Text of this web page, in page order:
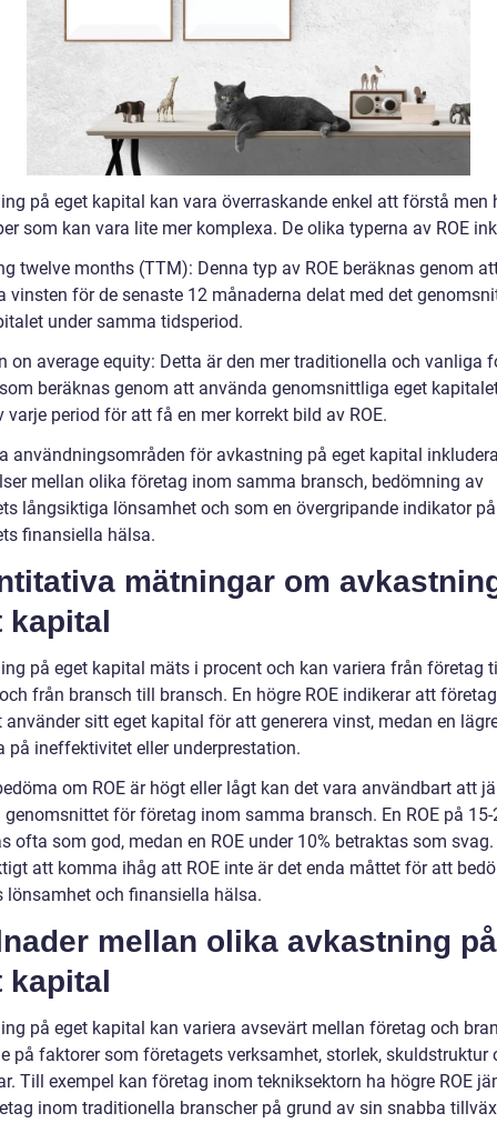
på eget kapital kan vara överraskande enkel att förstå men
som kan vara lite mer komplexa. De olika typerna av ROE
twelve months (TTM): Denna typ av ROE beräknas genom
vinsten för de senaste 12 månaderna delat med det
under samma tidsperiod.
on average equity: Detta är den mer traditionella och vanliga
beräknas genom att använda genomsnittliga eget
varje period för att få en mer korrekt bild av ROE.
användningsområden för avkastning på eget kapital
mellan olika företag inom samma bransch, bedömning av
långsiktiga lönsamhet och som en övergripande indikator på
finansiella hälsa.
mätningar om
kapital
på eget kapital mäts i procent och kan variera från företag
från bransch till bransch. En högre ROE indikerar att
sitt eget kapital för att generera vinst, medan en
på ineffektivitet eller underprestation.
om ROE är högt eller lågt kan det vara användbart att
genomsnittet för företag inom samma bransch. En ROE på 15-
ofta som god, medan en ROE under 10% betraktas som
att komma ihåg att ROE inte är det enda måttet för att
lönsamhet och finansiella hälsa.
mellan olika avkastning på
kapital
på eget kapital kan variera avsevärt mellan företag och
på faktorer som företagets verksamhet, storlek, skuldstruktur
Till exempel kan företag inom tekniksektorn ha högre ROE
inom traditionella branscher på grund av sin snabba